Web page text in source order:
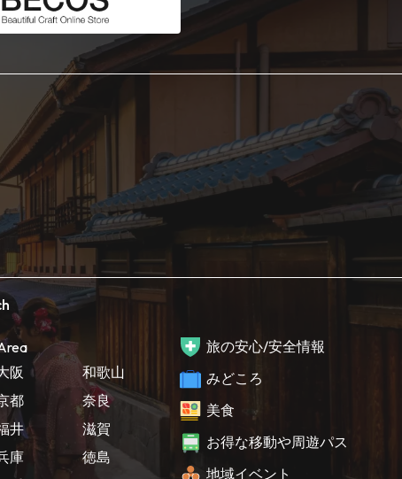
阪
都
井
庫
和歌山
奈良
滋賀
徳島
旅の安心/安全情報
みどころ
美食
お得な移動や周遊パス
地域イベント